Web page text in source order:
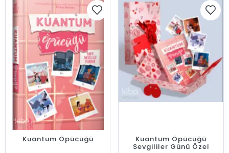
Kuantum Öpücüğü
Kuantum Öpücüğü
Sevgililer Günü Özel